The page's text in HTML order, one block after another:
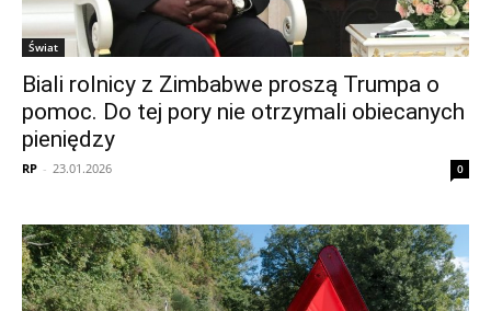
Świat
Biali rolnicy z Zimbabwe proszą Trumpa o
pomoc. Do tej pory nie otrzymali obiecanych
pieniędzy
RP - 23.01.2026 0